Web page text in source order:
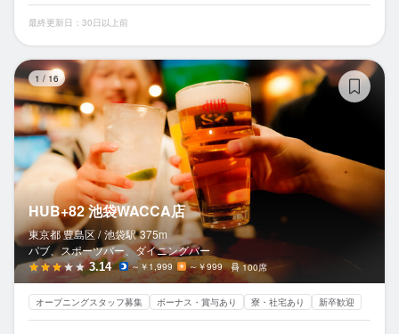
最終更新日：30日以上前
1 / 16
HUB+82 池袋WACCA店
東京都 豊島区 / 池袋駅 375m
パブ、スポーツバー、ダイニングバー
3.14 ～￥1,999 ～￥999 100席
オープニングスタッフ募集 ボーナス・賞与あり 寮・社宅あり 新卒歓迎